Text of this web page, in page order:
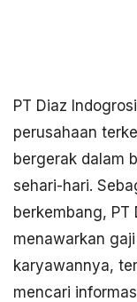
PT Diaz
perusahaan
bergerak dalam
sehari-hari.
berkembang, PT
menawarkan
karyawannya,
mencari